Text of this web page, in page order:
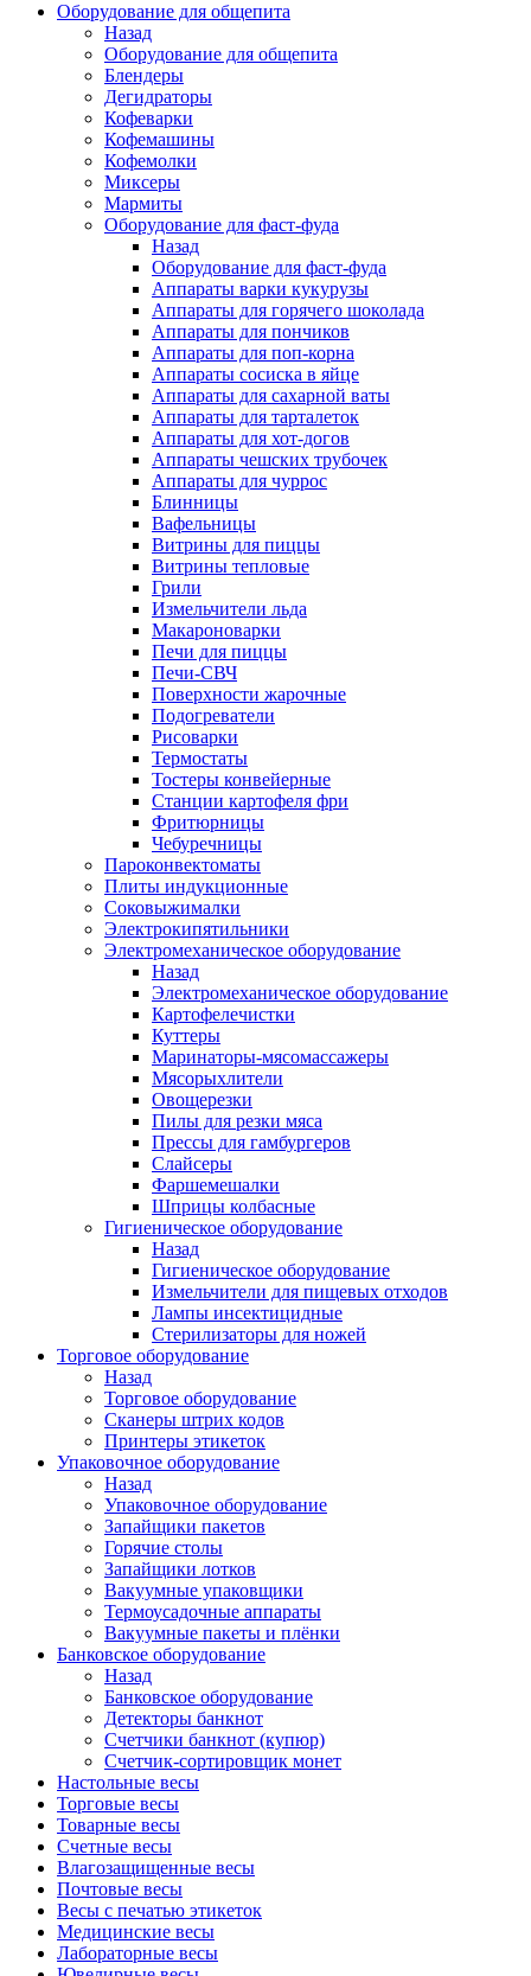
Оборудование для общепита
Назад
Оборудование для общепита
Блендеры
Дегидраторы
Кофеварки
Кофемашины
Кофемолки
Миксеры
Мармиты
Оборудование для фаст-фуда
Назад
Оборудование для фаст-фуда
Аппараты варки кукурузы
Аппараты для горячего шоколада
Аппараты для пончиков
Аппараты для поп-корна
Аппараты сосиска в яйце
Аппараты для сахарной ваты
Аппараты для тарталеток
Аппараты для хот-догов
Аппараты чешских трубочек
Аппараты для чуррос
Блинницы
Вафельницы
Витрины для пиццы
Витрины тепловые
Грили
Измельчители льда
Макароноварки
Печи для пиццы
Печи-СВЧ
Поверхности жарочные
Подогреватели
Рисоварки
Термостаты
Тостеры конвейерные
Станции картофеля фри
Фритюрницы
Чебуречницы
Пароконвектоматы
Плиты индукционные
Соковыжималки
Электрокипятильники
Электромеханическое оборудование
Назад
Электромеханическое оборудование
Картофелечистки
Куттеры
Маринаторы-мясомассажеры
Мясорыхлители
Овощерезки
Пилы для резки мяса
Прессы для гамбургеров
Слайсеры
Фаршемешалки
Шприцы колбасные
Гигиеническое оборудование
Назад
Гигиеническое оборудование
Измельчители для пищевых отходов
Лампы инсектицидные
Стерилизаторы для ножей
Торговое оборудование
Назад
Торговое оборудование
Сканеры штрих кодов
Принтеры этикеток
Упаковочное оборудование
Назад
Упаковочное оборудование
Запайщики пакетов
Горячие столы
Запайщики лотков
Вакуумные упаковщики
Термоусадочные аппараты
Вакуумные пакеты и плёнки
Банковское оборудование
Назад
Банковское оборудование
Детекторы банкнот
Cчетчики банкнот (купюр)
Счетчик-сортировщик монет
Настольные весы
Торговые весы
Товарные весы
Счетные весы
Влагозащищенные весы
Почтовые весы
Весы с печатью этикеток
Медицинские весы
Лабораторные весы